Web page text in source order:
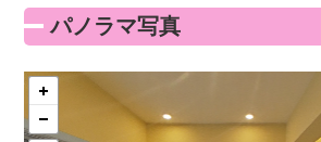
パノラマ写真